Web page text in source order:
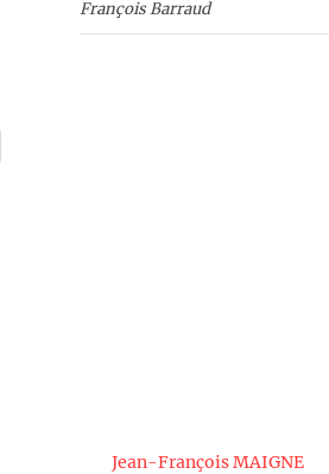
François Barraud
Jean-François MAIGNE